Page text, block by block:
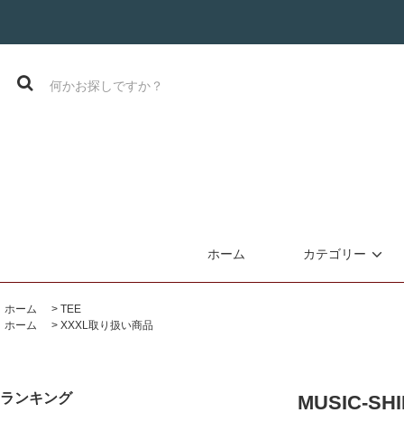
ホーム カテゴリー
ホーム > TEE
ホーム
> XXXL取り扱い商品
ランキング MUSIC-